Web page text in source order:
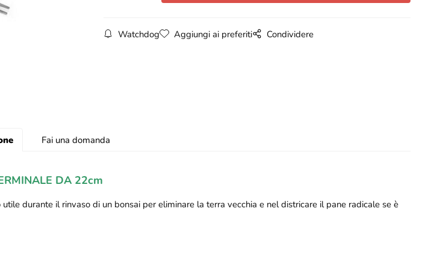
Watchdog Aggiungi ai preferiti Condividere
Fai una domanda
DA 22cm
durante il rinvaso di un bonsai per eliminare la terra vecchia e nel districare il pane radicale se è